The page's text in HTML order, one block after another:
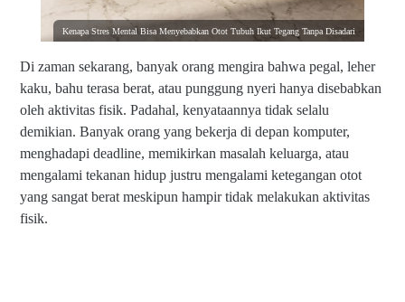
Kenapa Stres Mental Bisa Menyebabkan Otot Tubuh Ikut Tegang Tanpa Disadari
Di zaman sekarang, banyak orang mengira bahwa pegal, leher
kaku, bahu terasa berat, atau punggung nyeri hanya disebabkan
oleh aktivitas fisik. Padahal, kenyataannya tidak selalu
demikian. Banyak orang yang bekerja di depan komputer,
menghadapi deadline, memikirkan masalah keluarga, atau
mengalami tekanan hidup justru mengalami ketegangan otot
yang sangat berat meskipun hampir tidak melakukan aktivitas
fisik.